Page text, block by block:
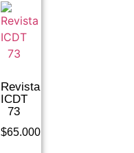
Revista
ICDT
73
$65.000